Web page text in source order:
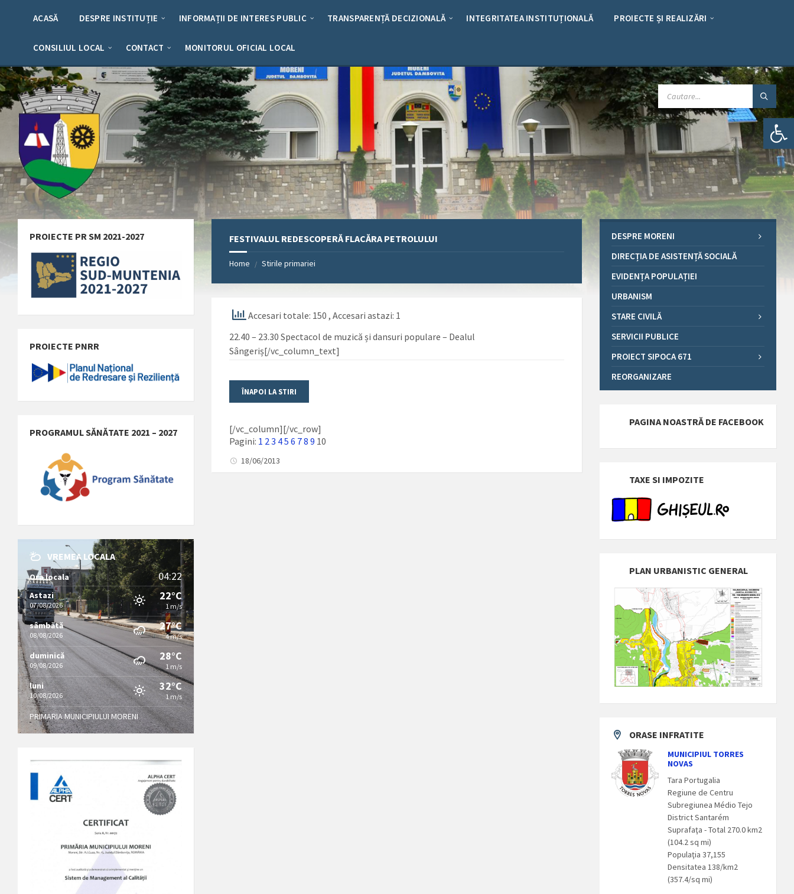
Deschide bara de unelte
ACASĂ DESPRE INSTITUȚIE INFORMAȚII DE INTERES PUBLIC TRANSPARENȚĂ DECIZIONALĂ INTEGRITATEA INSTITUȚIONALĂ PROIECTE ȘI REALIZĂRI
CONSILIUL LOCAL CONTACT MONITORUL OFICIAL LOCAL
CAUTARE:
FESTIVALUL REDESCOPERĂ FLACĂRA PETROLULUI
Home / Stirile primariei
Accesari totale: 150, Accesari astazi: 1
22.40 – 23.30 Spectacol de muzică și dansuri populare – Dealul
Sângeriș[/vc_column_text]
[/vc_column][/vc_row]
Pagini: 1 2 3 45 6 78 9 10
18/06/2013
PROIECTE PR SM 2021-2027
PROIECTE PNRR
PROGRAMUL SĂNĂTATE 2021 – 2027
VREMEA LOCALA
Ora locala 04:22
Astazi
07/08/2026
22°C
1 m/s
sâmbătă
08/08/2026
27°C
4 m/s
duminică
09/08/2026
28°C
1 m/s
luni
10/08/2026
32°C
1 m/s
PRIMARIA MUNICIPIULUI MORENI
DESPRE MORENI
DIRECȚIA DE ASISTENȚĂ SOCIALĂ
EVIDENȚA POPULAȚIEI
URBANISM
STARE CIVILĂ
SERVICII PUBLICE
PROIECT SIPOCA 671
REORGANIZARE
PAGINA NOASTRĂ DE FACEBOOK
TAXE SI IMPOZITE
PLAN URBANISTIC GENERAL
ORASE INFRATITE
MUNICIPIUL TORRES
NOVAS
Tara Portugalia
Regiune de Centru
Subregiunea Médio Tejo
District Santarém
Suprafaţa - Total 270.0 km2
(104.2 sq mi)
Populaţia 37,155
Densitatea 138/km2
(357.4/sq mi)